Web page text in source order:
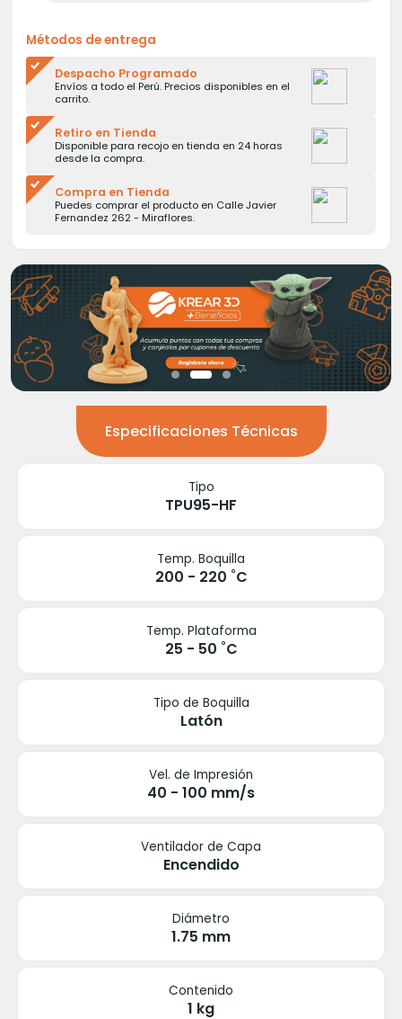
Métodos de entrega
Despacho Programado
Envíos a todo el Perú. Precios disponibles en el
carrito.
Retiro en Tienda
Disponible para recojo en tienda en 24 horas
desde la compra.
Compra en Tienda
Puedes comprar el producto en Calle Javier
Fernandez 262 - Miraflores.
Especificaciones Técnicas
Tipo
TPU95-HF
Temp. Boquilla
200 - 220 ˚C
Temp. Plataforma
25 - 50 ˚C
Tipo de Boquilla
Latón
Vel. de Impresión
40 - 100 mm/s
Ventilador de Capa
Encendido
Diámetro
1.75 mm
Contenido
1 kg